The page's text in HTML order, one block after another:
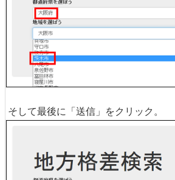
そして最後に「送信」をクリック。